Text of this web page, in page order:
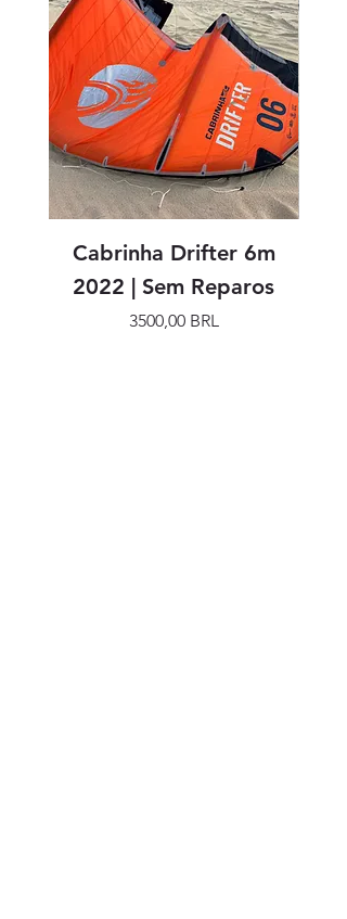
Cabrinha Drifter 6m
2022 | Sem Reparos
Precio
3500,00 BRL